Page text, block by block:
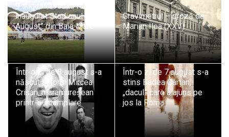
9 august 1953, a fost
inaugurat Stadionul „23
August” din Baia Mare
Gravimetrul – proză de
Marian Ilea (XXV)
Într-o zi de 8 august s-a
născut actorul Mircea
Crișan, maramureșean
printr-o întâmplare
Într-o zi de 7 august s-a
stins Badea Cârțan,
„dacul” care a ajuns pe
jos la Roma